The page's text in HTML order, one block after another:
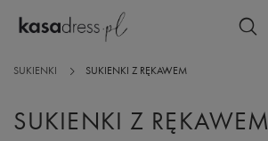
SUKIENKI SUKIENKI Z RĘKAWEM
SUKIENKI Z RĘKAWEM